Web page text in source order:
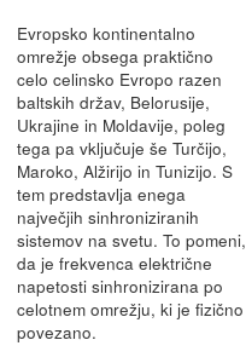
Evropsko kontinentalno
omrežje obsega praktično
celo celinsko Evropo razen
baltskih držav, Belorusije,
Ukrajine in Moldavije, poleg
tega pa vključuje še Turčijo,
Maroko, Alžirijo in Tunizijo. S
tem predstavlja enega
največjih sinhroniziranih
sistemov na svetu. To pomeni,
da je frekvenca električne
napetosti sinhronizirana po
celotnem omrežju, ki je fizično
povezano.